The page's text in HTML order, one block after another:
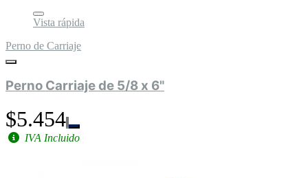
Vista rápida
Perno de Carriaje
Perno Carriaje de 5/8 x 6"
$5.454
IVA Incluido